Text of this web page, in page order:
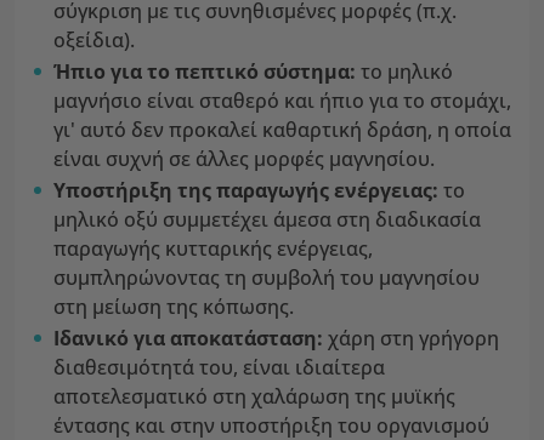
σύγκριση με τις συνηθισμένες μορφές (π.χ.
οξείδια).
Ήπιο για το πεπτικό σύστημα: το μηλικό
μαγνήσιο είναι σταθερό και ήπιο για το στομάχι,
γι' αυτό δεν προκαλεί καθαρτική δράση, η οποία
είναι συχνή σε άλλες μορφές μαγνησίου.
Υποστήριξη της παραγωγήςενέργειας: το
μηλικό οξύ συμμετέχει άμεσα στη διαδικασία
παραγωγής κυτταρικής ενέργειας,
συμπληρώνοντας τη συμβολή του μαγνησίου
στη μείωση της κόπωσης.
Ιδανικό για αποκατάσταση: χάρη στη γρήγορη
διαθεσιμότητά του, είναι ιδιαίτερα
αποτελεσματικό στη χαλάρωση της μυϊκής
έντασης και στην υποστήριξη του οργανισμού